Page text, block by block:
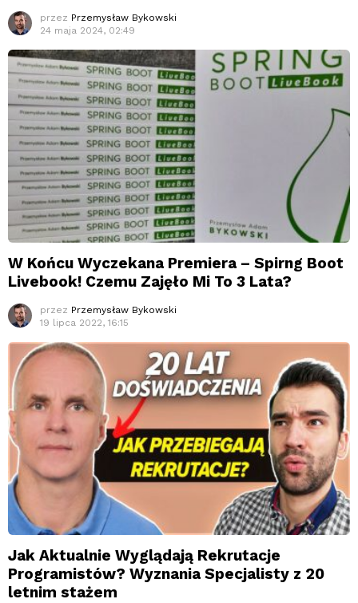
przez Przemysław Bykowski
24 maja 2024, 02:49
W Końcu Wyczekana Premiera – Spirng Boot
Livebook! Czemu Zajęło Mi To 3 Lata?
przez Przemysław Bykowski
19 lipca 2022, 16:15
Jak Aktualnie Wyglądają Rekrutacje
Programistów? Wyznania Specjalisty z 20
letnim stażem